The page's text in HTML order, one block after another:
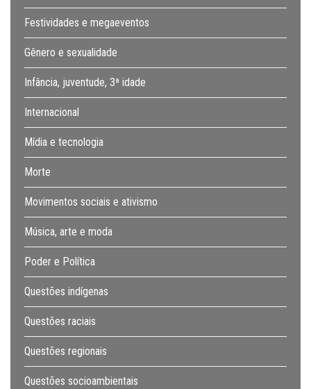
Festividades e megaeventos
Gênero e sexualidade
Infância, juventude, 3ª idade
Internacional
Mídia e tecnologia
Morte
Movimentos sociais e ativismo
Música, arte e moda
Poder e Política
Questões indígenas
Questões raciais
Questões regionais
Questões socioambientais